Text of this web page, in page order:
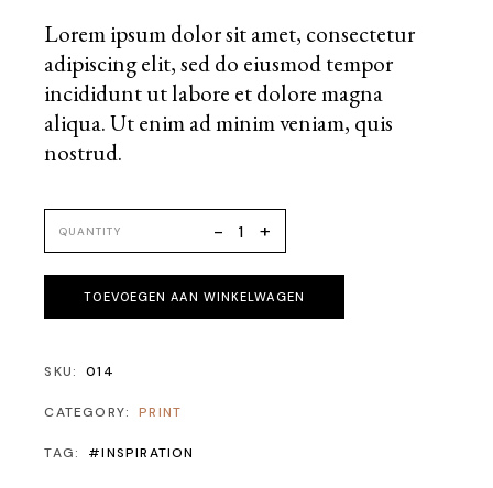
Lorem ipsum dolor sit amet, consectetur
adipiscing elit, sed do eiusmod tempor
incididunt ut labore et dolore magna
aliqua. Ut enim ad minim veniam, quis
nostrud.
QUANTITY - +
TOEVOEGEN AAN WINKELWAGEN
SKU: 014
CATEGORY: PRINT
TAG: #INSPIRATION